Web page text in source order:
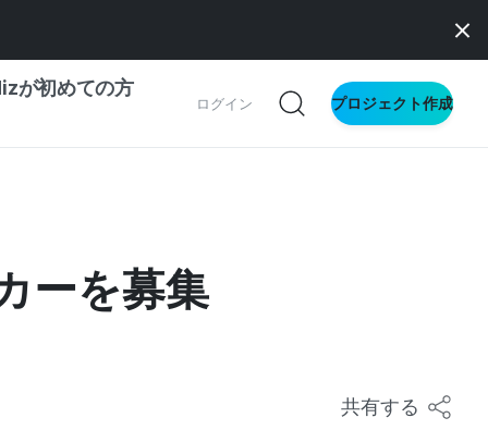
が初めての方
ログイン プロジェクト作成
ーを募集
共有する